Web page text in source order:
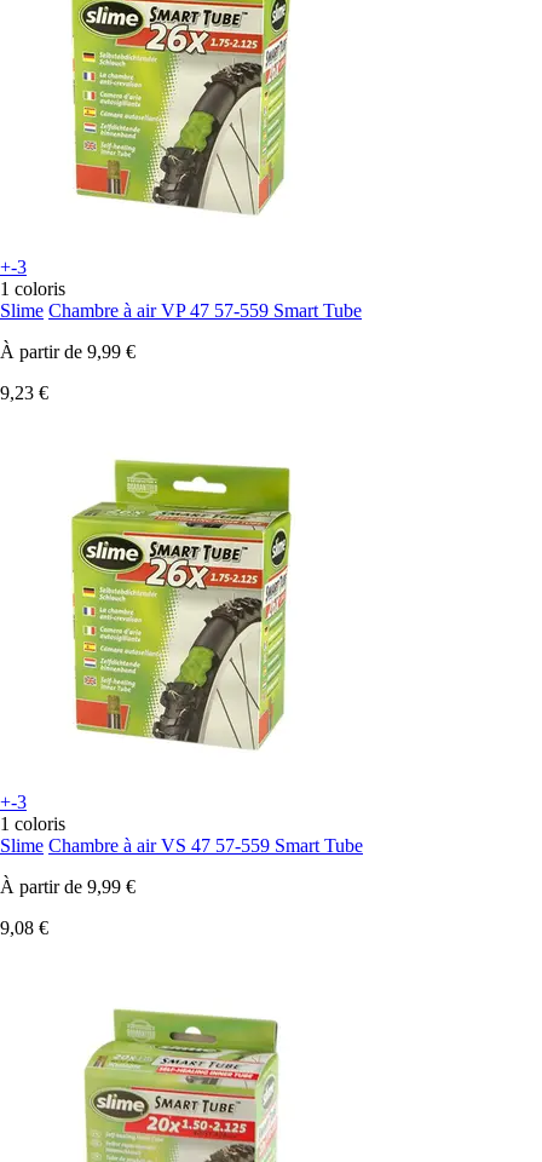
+-3
1 coloris
Slime Chambre à air VP 47 57-559 Smart Tube
À partir de 9,99 €
9,23 €
+-3
1 coloris
Slime Chambre à air VS 47 57-559 Smart Tube
À partir de 9,99 €
9,08 €